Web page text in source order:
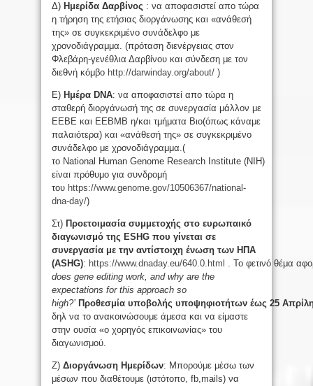
Δ) Ημερίδα Δαρβίνος : να αποφασιστεί απο τώρα
η τήρηση της ετήσιας διοργάνωσης και «ανάθεσή
της» σε συγκεκριμένο συνάδελφο με
χρονοδιάγραμμα. (πρόταση διενέργειας στον
Φλεβάρη-γενέθλια Δαρβίνου και σύνδεση με τον
διεθνή κόμβο http://darwinday.org/about/ )
Ε) Ημέρα DNA: να αποφασιστεί απο τώρα η
σταθερή διοργάνωσή της σε συνεργασία μάλλον με
ΕΕΒΕ και ΕΕΒΜΒ η/και τμήματα Βιο(όπως κάναμε
παλαιότερα) και «ανάθεσή της» σε συγκεκριμένο
συνάδελφο με χρονοδιάγραμμα.(
το National Human Genome Research Institute (ΝΙΗ)
είναι πρόθυμο για συνδρομή
του https://www.genome.gov/10506367/national-
dna-day/)
Στ) Προετοιμασία συμμετοχής στο ευρωπαικό
διαγωνισμό της ESHG που γίνεται σε
συνεργασία με την αντίστοιχη ένωση των ΗΠΑ
(ASHG): https://www.dnaday.eu/640.0.html . Το φετινό θέμα
does gene editing work, and why are the
expectations for this approach so
high?’ Προθεσμία υποβολής υποψηφιοτήτων έως 25
δηλ να το ανακοινώσουμε άμεσα και να είμαστε
στην ουσία «ο χορηγός επικοινωνίας» του
διαγωνισμού.
Ζ) Διοργάνωση Ημερίδων: Μπορούμε μέσω των
μέσων που διαθέτουμε (ιστότοπο, fb,mails) να